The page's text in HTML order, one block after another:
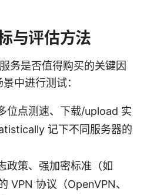
与评估方法
务是否值得购买的关键因
中进行测试：
位点测速、下载/upload 实
记下不同服务器的
政策、强加密标准（如
VPN 协议（OpenVPN、